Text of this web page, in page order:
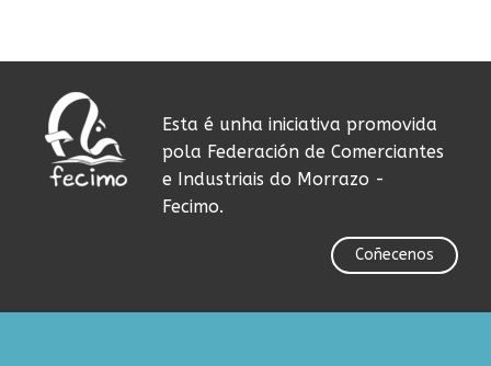
Esta é unha iniciativa promovida
pola Federación de Comerciantes
e Industriais do Morrazo -
Fecimo.
Coñecenos